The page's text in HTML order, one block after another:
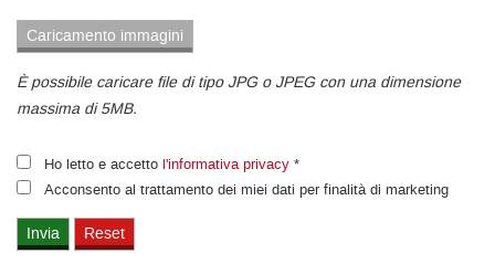
È possibile caricare file di tipo JPG o JPEG con una dimensione
massima di 5MB.
Ho letto e accetto l'informativa privacy *
Acconsento al trattamento dei miei dati per finalità di marketing